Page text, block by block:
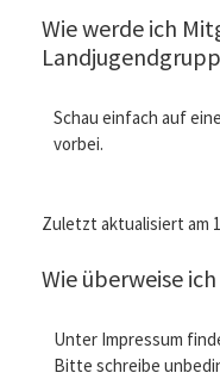
Wie werde ich
Schau einfach auf
vorbei.
Zuletzt aktualisiert am
Wie überweise
Unter Impressum
Bitte schreibe